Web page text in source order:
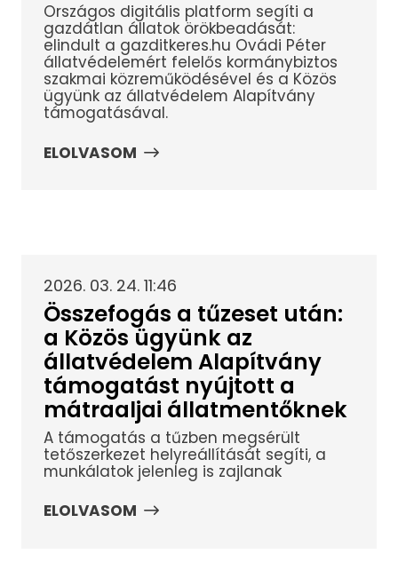
Országos digitális platform segíti a
gazdátlan állatok örökbeadását:
elindult a gazditkeres.hu Ovádi Péter
állatvédelemért felelős kormánybiztos
szakmai közreműködésével és a Közös
ügyünk az állatvédelem Alapítvány
támogatásával.
ELOLVASOM
2026. 03. 24. 11:46
Összefogás a tűzeset után:
a Közös ügyünk az
állatvédelem Alapítvány
támogatást nyújtott a
mátraaljai állatmentőknek
A támogatás a tűzben megsérült
tetőszerkezet helyreállítását segíti, a
munkálatok jelenleg is zajlanak
ELOLVASOM